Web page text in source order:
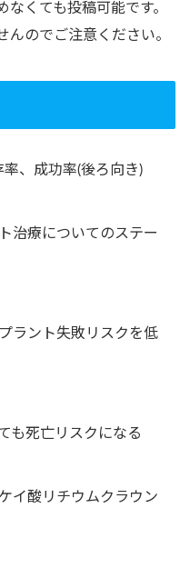
くても投稿可能です。
んのでご注意ください。
、成功率(後ろ向き)
治療についてのステー
ラント失敗リスクを低
も死亡リスクになる
イ酸リチウムクラウン